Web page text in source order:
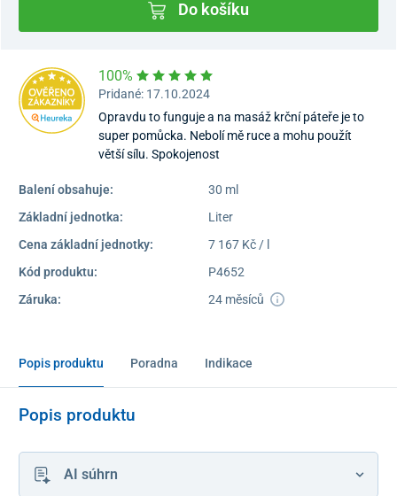
Do košíku
100%
Pridané: 17.10.2024
Opravdu to funguje a na masáž krční páteře je to
super pomůcka. Nebolí mě ruce a mohu použít
větší sílu. Spokojenost
Balení obsahuje:
30 ml
Základní jednotka:
Liter
Cena základní jednotky:
7 167 Kč / l
Kód produktu:
P4652
Záruka:
24 měsíců
Popis produktu Poradna Indikace
Popis produktu
AI súhrn